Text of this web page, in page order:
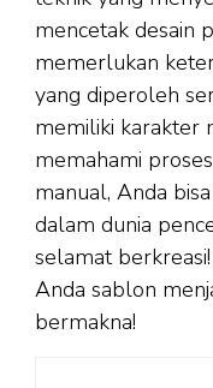
mencetak desain
memerlukan
yang diperoleh
memiliki karakter
memahami
manual, Anda
dalam dunia
selamat
Anda sablon
bermakna!